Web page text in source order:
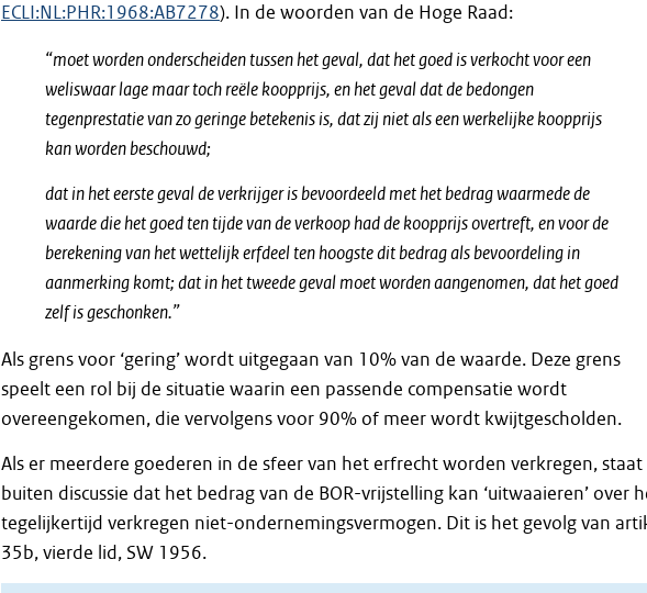
ECLI:NL:PHR:1968:AB7278). In de woorden van de Hoge Raad:
“moet worden onderscheiden tussen het geval, dat het goed is verkocht voor een
weliswaar lage maar toch reële koopprijs, en het geval dat de bedongen
tegenprestatie van zo geringe betekenis is, dat zij niet als een werkelijke koopprijs
kan worden beschouwd;
dat in het eerste geval de verkrijger is bevoordeeld met het bedrag waarmede de
waarde die het goed ten tijde van de verkoop had de koopprijs overtreft, en voor de
berekening van het wettelijk erfdeel ten hoogste dit bedrag als bevoordeling in
aanmerking komt; dat in het tweede geval moet worden aangenomen, dat het goed
zelf is geschonken.”
Als grens voor ‘gering’ wordt uitgegaan van 10% van de waarde. Deze grens
speelt een rol bij de situatie waarin een passende compensatie wordt
overeengekomen, die vervolgens voor 90% of meer wordt kwijtgescholden.
Als er meerdere goederen in de sfeer van het erfrecht worden verkregen, staat
buiten discussie dat het bedrag van de BOR-vrijstelling kan ‘uitwaaieren’ over
tegelijkertijd verkregen niet-ondernemingsvermogen. Dit is het gevolg van
35b, vierde lid, SW 1956.